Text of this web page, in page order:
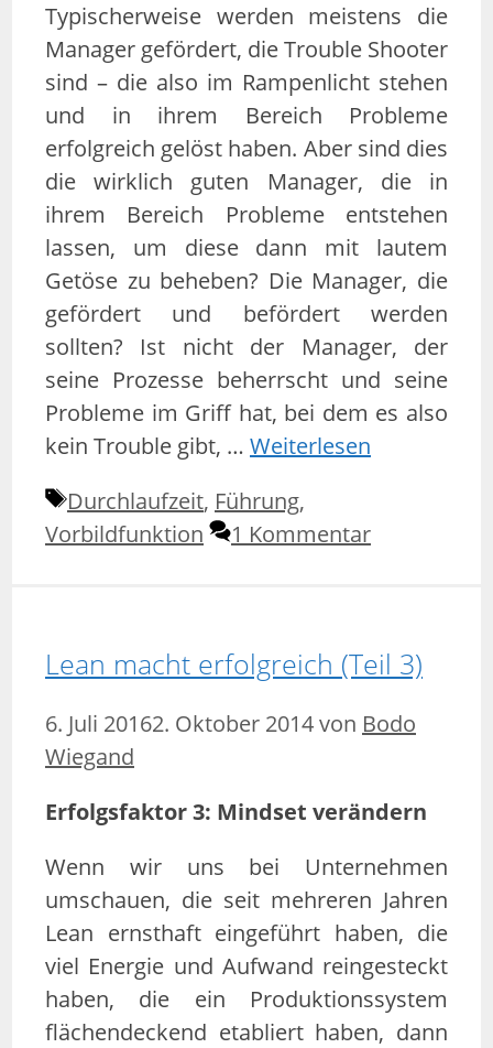
Typischerweise werden meistens die
Manager gefördert, die Trouble Shooter
sind – die also im Rampenlicht stehen
und in ihrem Bereich Probleme
erfolgreich gelöst haben. Aber sind dies
die wirklich guten Manager, die in
ihrem Bereich Probleme entstehen
lassen, um diese dann mit lautem
Getöse zu beheben? Die Manager, die
gefördert und befördert werden
sollten? Ist nicht der Manager, der
seine Prozesse beherrscht und seine
Probleme im Griff hat, bei dem es also
kein Trouble gibt, … Weiterlesen
Schlagwörter
Durchlaufzeit, Führung,
Vorbildfunktion
1 Kommentar
Lean macht erfolgreich (Teil 3)
6. Juli 20162. Oktober 2014von Bodo
Wiegand
Erfolgsfaktor 3: Mindset verändern
Wenn wir uns bei Unternehmen
umschauen, die seit mehreren Jahren
Lean ernsthaft eingeführt haben, die
viel Energie und Aufwand reingesteckt
haben, die ein Produktionssystem
flächendeckend etabliert haben, dann